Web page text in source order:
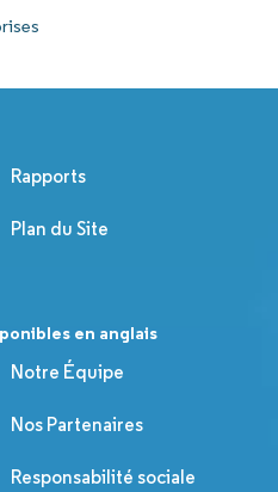
Rapports
Plan du Site
en anglais
Notre Équipe
Nos Partenaires
Responsabilité sociale